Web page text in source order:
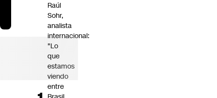
Raúl
Sohr,
analista
internacional:
"Lo
que
estamos
viendo
entre